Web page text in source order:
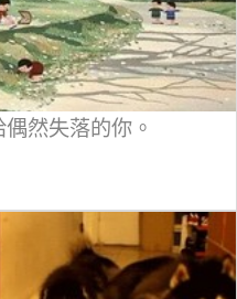
然失落的你。